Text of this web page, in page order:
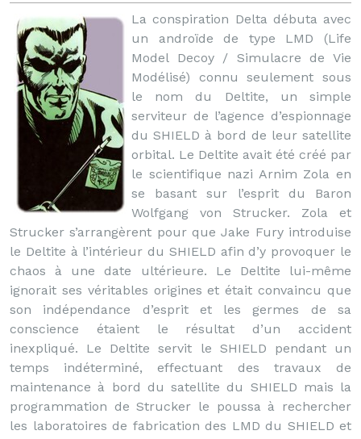
La conspiration Delta débuta avec
un androïde de type LMD (Life
Model Decoy / Simulacre de Vie
Modélisé) connu seulement sous
le nom du Deltite, un simple
serviteur de l’agence d’espionnage
du SHIELD à bord de leur satellite
orbital. Le Deltite avait été créé par
le scientifique nazi Arnim Zola en
se basant sur l’esprit du Baron
Wolfgang von Strucker. Zola et
Strucker s’arrangèrent pour que Jake Fury introduise
le Deltite à l’intérieur du SHIELD afin d’y provoquer le
chaos à une date ultérieure. Le Deltite lui-même
ignorait ses véritables origines et était convaincu que
son indépendance d’esprit et les germes de sa
conscience étaient le résultat d’un accident
inexpliqué. Le Deltite servit le SHIELD pendant un
temps indéterminé, effectuant des travaux de
maintenance à bord du satellite du SHIELD mais la
programmation de Strucker le poussa à rechercher
les laboratoires de fabrication des LMD du SHIELD et